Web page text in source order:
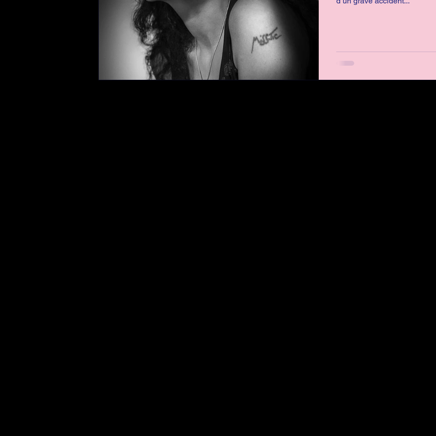
Art engagé Cinéaste Événement
Autrice-compositrice-interprète Tunisie Mexique MHFC 2022